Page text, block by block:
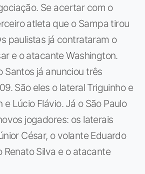
Se acertar com o
atleta que o Sampa tirou
paulistas já contrataram o
e o atacante Washington.
Santos já anunciou três
São eles o lateral Triguinho e
Lúcio Flávio. Já o São Paulo
jogadores: os laterais
César, o volante Eduardo
Renato Silva e o atacante